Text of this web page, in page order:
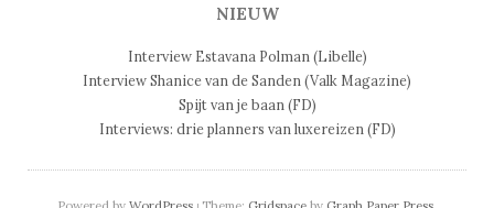
NIEUW
Interview Estavana Polman (Libelle)
Interview Shanice van de Sanden (Valk Magazine)
Spijt van je baan (FD)
Interviews: drie planners van luxereizen (FD)